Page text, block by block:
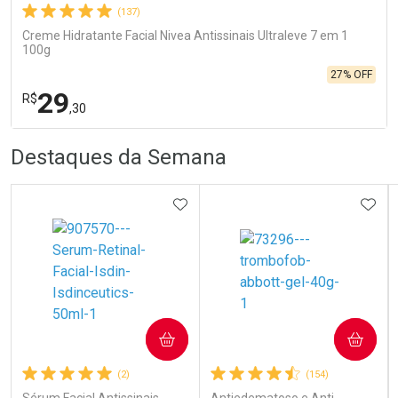
(137)
Creme Hidratante Facial Nivea Antissinais Ultraleve 7 em 1
100g
R$29,30
27% OFF
Laboratório
Por Menos
Destaques da Semana
(2)
ADICIONAR AOS FAVORITOS
COMPRAR
(154)
COMPRAR